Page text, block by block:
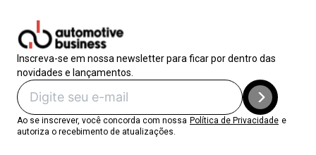
Inscreva-se em nossa newsletter para ficar por dentro das
novidades e lançamentos.
Ao se inscrever, você concorda com nossa Política de Privacidade e
autoriza o recebimento de atualizações.